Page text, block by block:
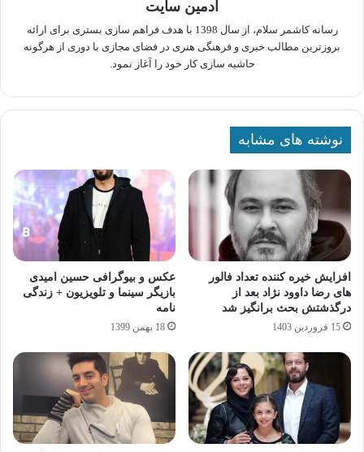
ادمین سایت
رسانه کاشمر سلام، از سال 1398 با هدف فراهم سازی بستری برای ارائه
بروزترین مطالب خبری و فرهنگی هنری در فضای مجازی با دوری از هرگونه
حاشیه سازی کار خود را آغاز نمود.
نوشته های مشابه
افزایش خیره کننده تعداد فالور
های رضا داوود نژاد بعد از
درگذشتش بحث برانگیز شد
15 فروردین 1403
عکس و بیوگرافی حسین امیدی
بازیگر سینما و تلویزیون + زندگی
نامه
18 بهمن 1399